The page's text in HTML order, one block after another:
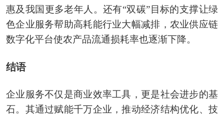
惠及我国更多老年人。还有“双碳”目标的支撑让绿
色企业服务帮助高耗能行业大幅减排，农业供应链
数字化平台使农产品流通损耗率也逐渐下降。
结语
企业服务不仅是商业效率工具，更是社会进步的基
石。其通过赋能千万企业，推动经济结构优化、技